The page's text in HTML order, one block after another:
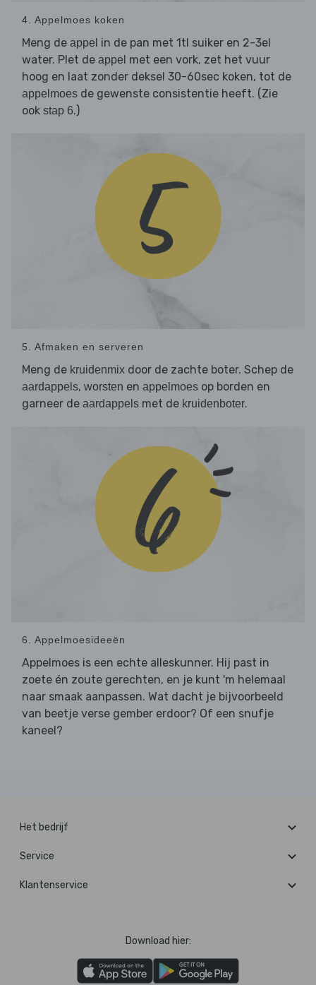
4. Appelmoes koken
Meng de appel in de pan met 1tl suiker en 2-3el
water. Plet de appel met een vork, zet het vuur
hoog en laat zonder deksel 30-60sec koken, tot de
appelmoes de gewenste consistentie heeft. (Zie
ook stap 6.)
5. Afmaken en serveren
Meng de kruidenmix door de zachte boter. Schep de
aardappels, worsten en appelmoes op borden en
garneer de aardappels met de kruidenboter.
6. Appelmoesideeën
Appelmoes is een echte alleskunner. Hij past in
zoete én zoute gerechten, en je kunt 'm helemaal
naar smaak aanpassen. Wat dacht je bijvoorbeeld
van beetje verse gember erdoor? Of een snufje
kaneel?
Het bedrijf
Service
Klantenservice
Download hier: